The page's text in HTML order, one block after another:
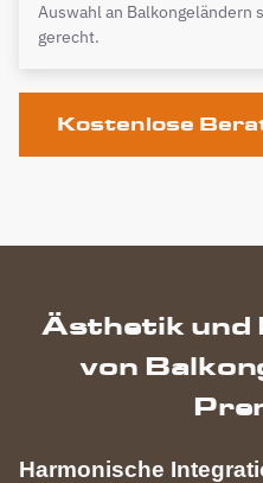
Auswahl an Balkongeländern
gerecht.
Kostenlose
Ästhetik und
von
Harmonische